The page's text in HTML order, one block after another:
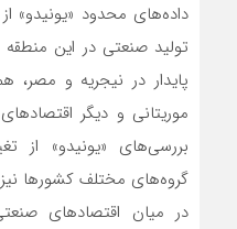
تولید صنعتی در این
پایدار در نیجریه و مصر،
موریتانی و دیگر
بررسی‌‌‌های «یونیدو» از
گروه‌‌‌های مختلف کشورها